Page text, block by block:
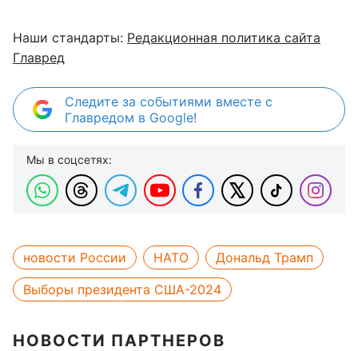
Наши стандарты: Редакционная политика сайта
Главред
Следите за событиями вместе с
Главредом в Google!
Мы в соцсетях:
новости России НАТО
Дональд Трамп
Выборы президента США-2024
НОВОСТИ ПАРТНЕРОВ